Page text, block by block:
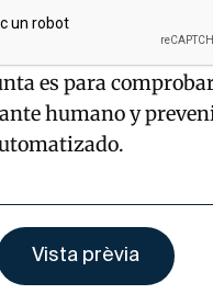
es para
humano y